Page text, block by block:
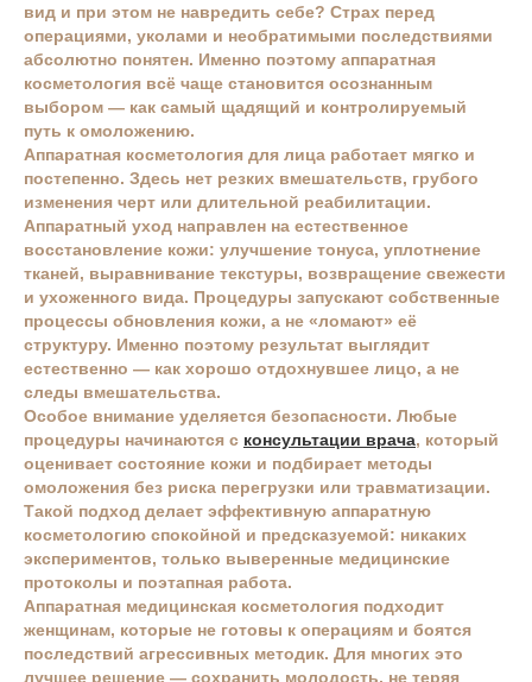
вид и при этом не навредить себе? Страх перед
операциями, уколами и необратимыми последствиями
абсолютно понятен. Именно поэтому аппаратная
косметология всё чаще становится осознанным
выбором — как самый щадящий и контролируемый
путь к омоложению.
Аппаратная косметология для лица работает мягко и
постепенно. Здесь нет резких вмешательств, грубого
изменения черт или длительной реабилитации.
Аппаратный уход направлен на естественное
восстановление кожи: улучшение тонуса, уплотнение
тканей, выравнивание текстуры, возвращение свежести
и ухоженного вида. Процедуры запускают собственные
процессы обновления кожи, а не «ломают» её
структуру. Именно поэтому результат выглядит
естественно — как хорошо отдохнувшее лицо, а не
следы вмешательства.
Особое внимание уделяется безопасности. Любые
процедуры начинаются с консультации врача, который
оценивает состояние кожи и подбирает методы
омоложения без риска перегрузки или травматизации.
Такой подход делает эффективную аппаратную
косметологию спокойной и предсказуемой: никаких
экспериментов, только выверенные медицинские
протоколы и поэтапная работа.
Аппаратная медицинская косметология подходит
женщинам, которые не готовы к операциям и боятся
последствий агрессивных методик. Для многих это
лучшее решение — сохранить молодость, не теряя